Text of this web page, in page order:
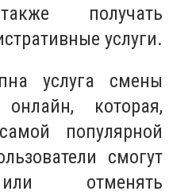
получать
услуги.
услуга смены
которая,
популярной
смогут
или отменять